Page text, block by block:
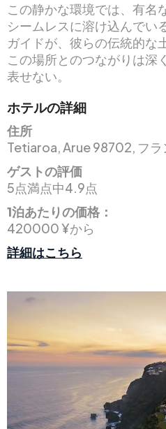
この静かな環境では、有名
シームレスに溶け込んでい
ガイドが、彼らの伝統的な
この場所とのつながりは深
表せない。
ホテルの詳細
住所
Tetiaroa, Arue 98702, フラ
ゲストの評価
5点満点中4.9点
1泊あたりの価格：
420000 ¥から
詳細はこちら